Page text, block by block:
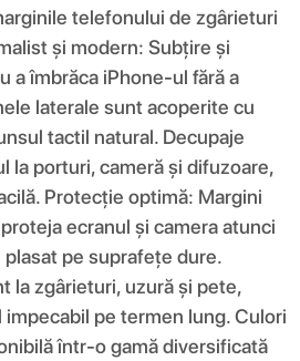
telefonului de zgârieturi
și modern: Subțire și
a îmbrăca iPhone-ul fără a
laterale sunt acoperite cu
tactil natural. Decupaje
la porturi, cameră și difuzoare,
Protecție optimă: Margini
ecranul și camera atunci
pe suprafețe dure.
la zgârieturi, uzură și pete,
pe termen lung. Culori
într-o gamă diversificată